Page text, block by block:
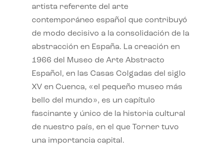
artista referente del arte
contemporáneo español que contribuyó
de modo decisivo a la consolidación de la
abstracción en España. La creación en
1966 del Museo de Arte Abstracto
Español, en las Casas Colgadas del siglo
XV en Cuenca, «el pequeño museo más
bello del mundo», es un capítulo
fascinante y único de la historia cultural
de nuestro país, en el que Torner tuvo
una importancia capital.